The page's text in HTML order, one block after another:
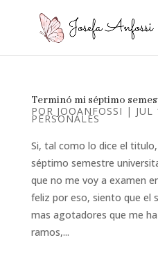
Terminó mi séptimo
POR JOOANFOSSI | JUL
PERSONALES
Si, tal como lo dice el
séptimo semestre
que no me voy a examen
feliz por eso, siento que el
mas agotadores que me
ramos,...